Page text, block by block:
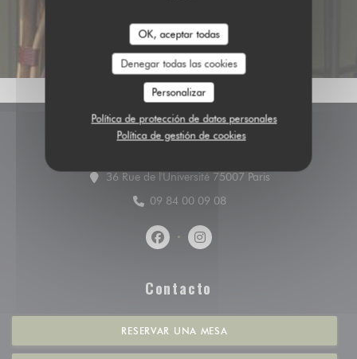
OK, aceptar todas
Denegar todas las cookies
Personalizar
Política de protección de datos personales
Política de gestión de cookies
Mapa y Contacto
36 Rue de l'Université 75007 Paris((abre en una
09 84 00 09 08
Facebook ((abre en una nueva
Instagram ((abre en una
Contacto
RESERVAR UNA MESA